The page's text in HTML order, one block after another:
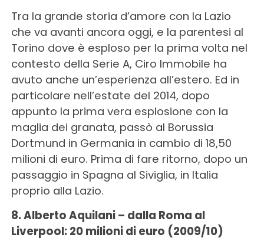
Tra la grande storia d’amore con la Lazio
che va avanti ancora oggi, e la parentesi al
Torino dove è esploso per la prima volta nel
contesto della Serie A, Ciro Immobile ha
avuto anche un’esperienza all’estero. Ed in
particolare nell’estate del 2014, dopo
appunto la prima vera esplosione con la
maglia dei granata, passò al Borussia
Dortmund in Germania in cambio di 18,50
milioni di euro. Prima di fare ritorno, dopo un
passaggio in Spagna al Siviglia, in Italia
proprio alla Lazio.
8. Alberto Aquilani – dalla Roma al
Liverpool: 20 milioni di euro (2009/10)